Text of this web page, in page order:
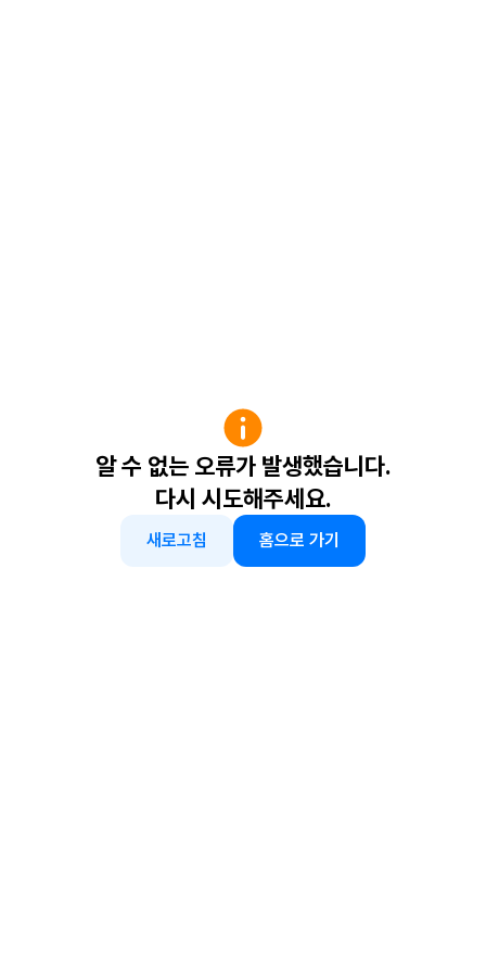
알 수 없는 오류가 발생했습니다.
다시 시도해주세요.
새로고침 홈으로 가기